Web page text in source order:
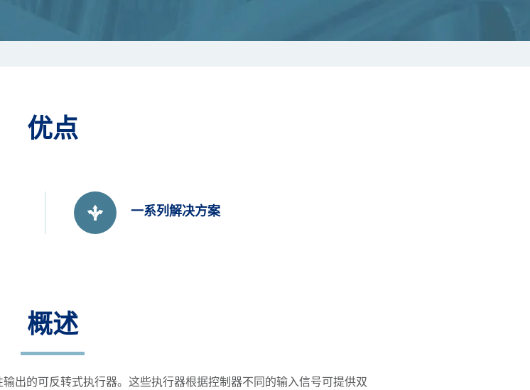
优点
一系列解决方案
概述
出的可反转式执行器。这些执行器根据控制器不同的输入信号可提供双